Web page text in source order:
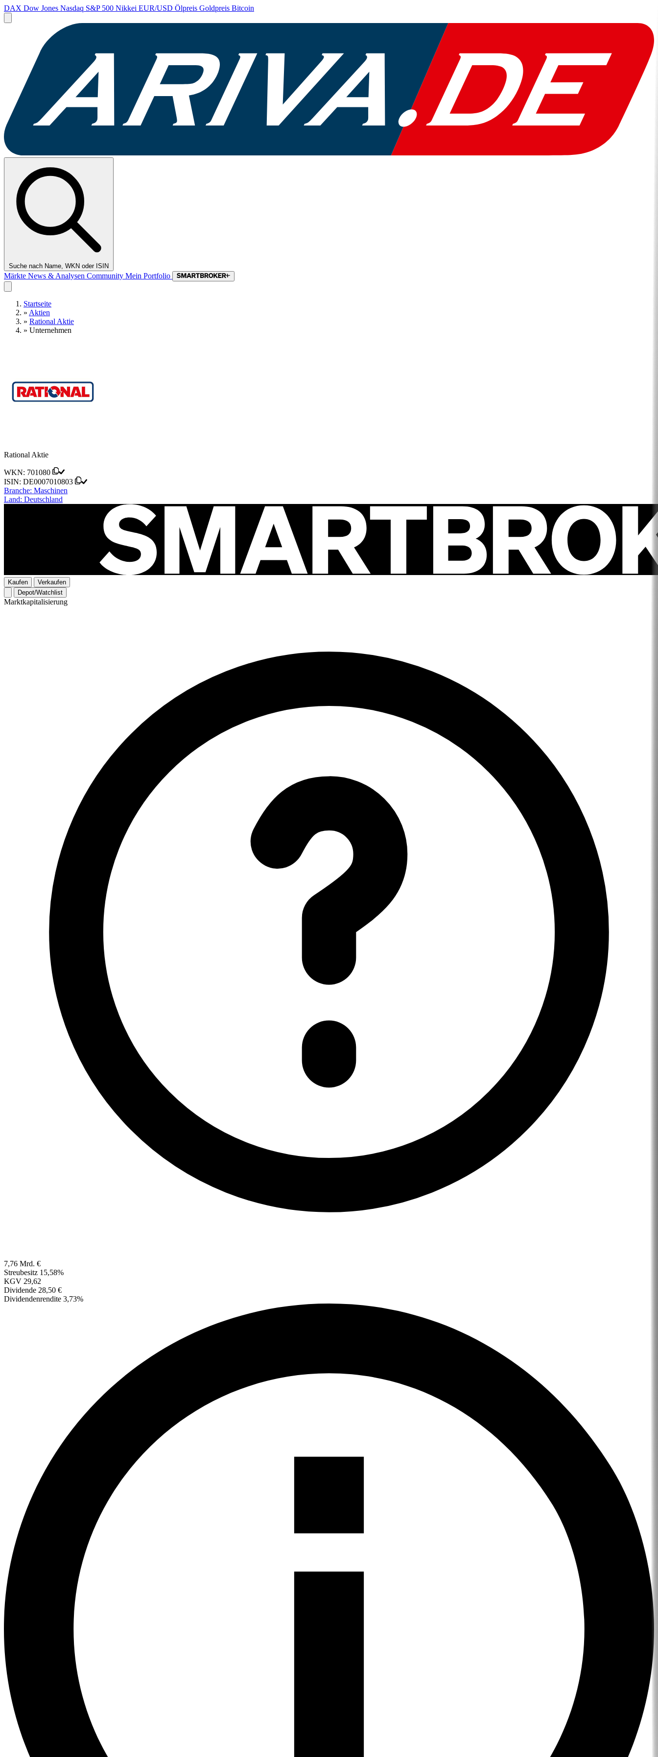
DAX Dow Jones Nasdaq S&P 500 Nikkei EUR/USD Ölpreis Goldpreis Bitcoin
Suche nach Name, WKN oder ISIN
Märkte News & Analysen Community Mein Portfolio
Startseite
» Aktien
» Rational Aktie
» Unternehmen
Rational Aktie
WKN: 701080
ISIN: DE0007010803
Branche: Maschinen
Land: Deutschland
Kaufen
Verkaufen
Depot/Watchlist
Marktkapitalisierung
7,76 Mrd. €
Streubesitz 15,58%
KGV 29,62
Dividende 28,50 €
Dividendenrendite 3,73%